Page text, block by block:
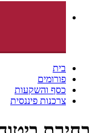
בית
פורומים
כסף והשקעות
צרכנות פיננסית